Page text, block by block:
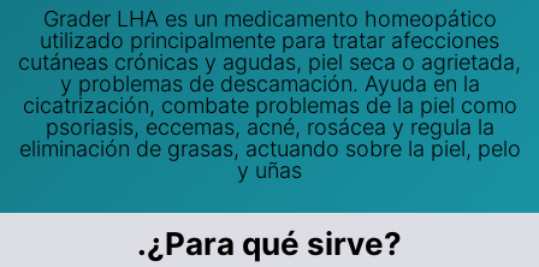
Grader LHA es un medicamento homeopático
utilizado principalmente para tratar afecciones
cutáneas crónicas y agudas, piel seca o agrietada,
y problemas de descamación. Ayuda en la
cicatrización, combate problemas de la piel como
psoriasis, eccemas, acné, rosácea y regula la
eliminación de grasas, actuando sobre la piel, pelo
y uñas
.¿Para qué sirve?